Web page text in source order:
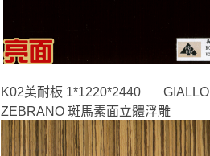
K02美耐板 1*1220*2440 GIALLO
ZEBRANO 斑馬素面立體浮雕